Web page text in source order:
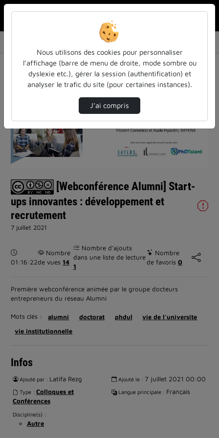
[Webconférence Alumni] Start-ups innovantes …
Lire
la
[Webconférence Alumni] Start-
ups innovantes : développement et
recrutement
7 juillet 2021
Durée :
01:16:22
Nombre
de vues 14
Nombre d’ajouts
dans une liste de lecture
1
Nombre
de favoris 0
Première webconférence animée par le groupe docteurs
entrepreneurs du réseau Alumni
Mots clés : alumni doctorat phdul
vie de l'universite
vie institutionnelle
Infos
Ajouté par : Latifa Rezg Ajouté le : 7 juillet 2021 00:00
Type : Colloques et
Conférences
Langue principale : Français
Discipline(s) :
Autre
Nous utilisons des cookies pour personnaliser
l’affichage (barre de menu de droite, mode sombre ou
dyslexie etc.), gérer la session (authentification) et
analyser le trafic du site (pour certaines instances).
J’ai compris